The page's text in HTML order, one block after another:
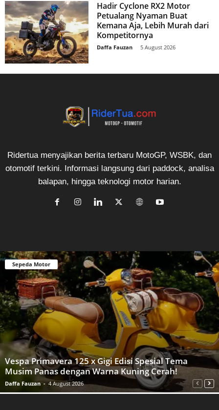
Hadir Cyclone RX2 Motor
Petualang Nyaman Buat
Kemana Aja, Lebih Murah dari
Kompetitornya
Daffa Fauzan 5 August 2026
Ridertua menyajikan berita terbaru MotoGP, WSBK, dan
otomotif terkini. Informasi langsung dari paddock, analisa
balapan, hingga teknologi motor harian.
Sepeda Motor
Vespa Primavera 125 x Gigi Edisi Spesial Tema
Musim Panas dengan Warna Kuning Cerah!
Daffa Fauzan - 4 August 2026